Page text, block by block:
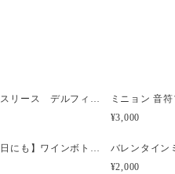
ボックスリース デルフィニウムブルー
¥3,000
【母の日にも】ワインボトル用 アーティフィシャルフラワーアレンジ ロゼ
バレンタイン
¥2,000